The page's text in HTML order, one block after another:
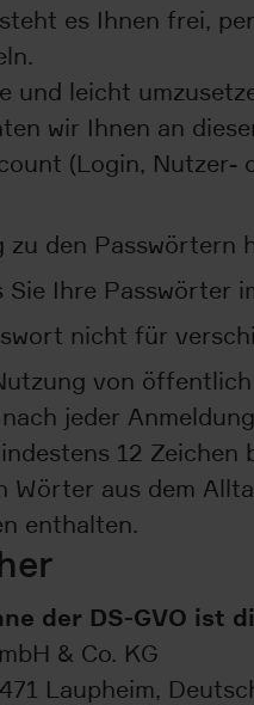
es Ihnen frei,
und leicht
wir Ihnen an
(Login, Nutzer-
zu den Passwörtern
Sie Ihre
nicht für
von
jeder
12
Wörter aus dem
enthalten.
der DS-GVO ist
& Co. KG
Laupheim,